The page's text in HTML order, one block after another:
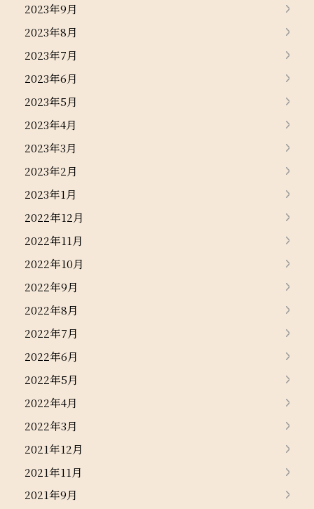
2023年9月
2023年8月
2023年7月
2023年6月
2023年5月
2023年4月
2023年3月
2023年2月
2023年1月
2022年12月
2022年11月
2022年10月
2022年9月
2022年8月
2022年7月
2022年6月
2022年5月
2022年4月
2022年3月
2021年12月
2021年11月
2021年9月